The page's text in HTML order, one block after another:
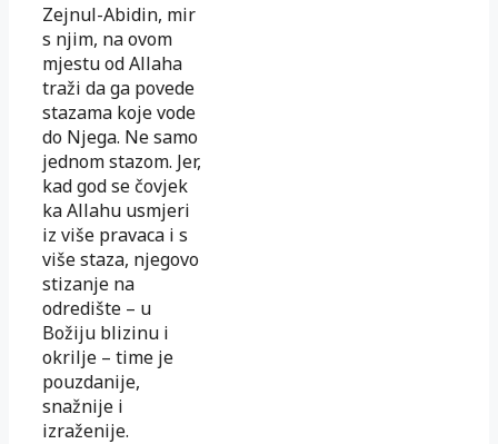
Zejnul-Abidin, mir
s njim, na ovom
mjestu od Allaha
traži da ga povede
stazama koje vode
do Njega. Ne samo
jednom stazom. Jer,
kad god se čovjek
ka Allahu usmjeri
iz više pravaca i s
više staza, njegovo
stizanje na
odredište – u
Božiju blizinu i
okrilje – time je
pouzdanije,
snažnije i
izraženije.